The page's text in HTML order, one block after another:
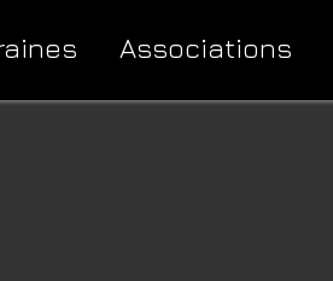
Associations